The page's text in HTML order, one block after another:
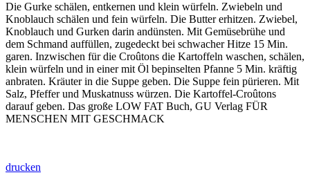
Die Gurke schälen, entkernen und klein würfeln. Zwiebeln und
Knoblauch schälen und fein würfeln. Die Butter erhitzen. Zwiebel,
Knoblauch und Gurken darin andünsten. Mit Gemüsebrühe und
dem Schmand auffüllen, zugedeckt bei schwacher Hitze 15 Min.
garen. Inzwischen für die Croûtons die Kartoffeln waschen, schälen,
klein würfeln und in einer mit Öl bepinselten Pfanne 5 Min. kräftig
anbraten. Kräuter in die Suppe geben. Die Suppe fein pürieren. Mit
Salz, Pfeffer und Muskatnuss würzen. Die Kartoffel-Croûtons
darauf geben. Das große LOW FAT Buch, GU Verlag FÜR
MENSCHEN MIT GESCHMACK
drucken